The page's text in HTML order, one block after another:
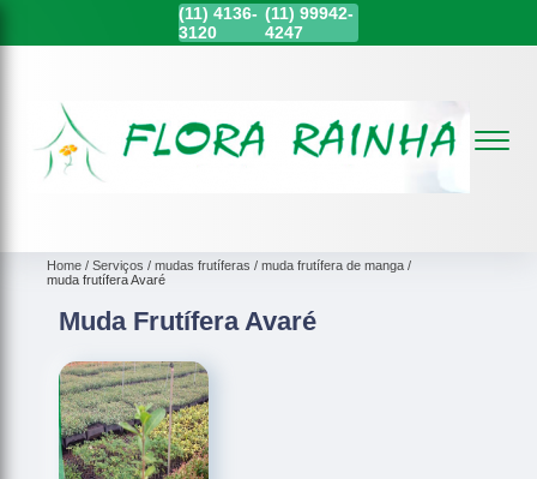
(11) 4136-
3120
(11)99942-
4247
Home Serviços mudas frutíferas
muda frutífera de manga
muda frutífera Avaré
Muda Frutífera Avaré